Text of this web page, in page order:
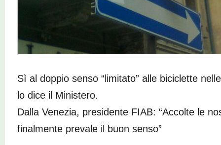
Sì al doppio senso “limitato” alle biciclette
lo dice il Ministero.
Dalla Venezia, presidente FIAB: “Accolte le
finalmente prevale il buon senso”